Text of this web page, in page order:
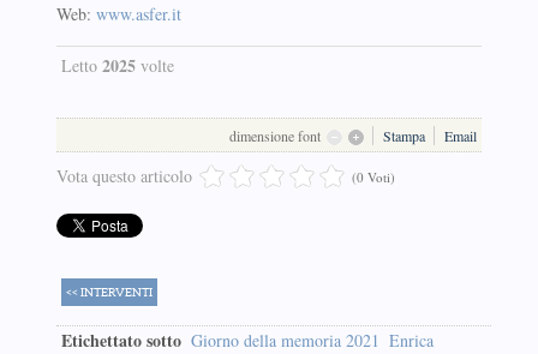
Web: www.asfer.it
Letto 2025volte
dimensione font Stampa Email
Vota questo articolo (0 Voti)
<< INTERVENTI
Etichettato sotto Giorno della memoria 2021 Enrica